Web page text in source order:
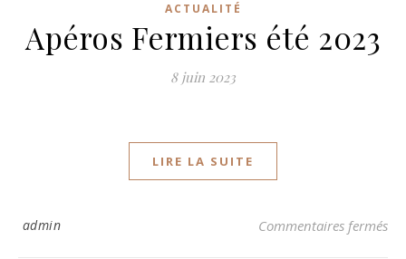
ACTUALITÉ
Apéros Fermiers été 2023
8 juin 2023
LIRE LA SUITE
admin Commentaires fermés